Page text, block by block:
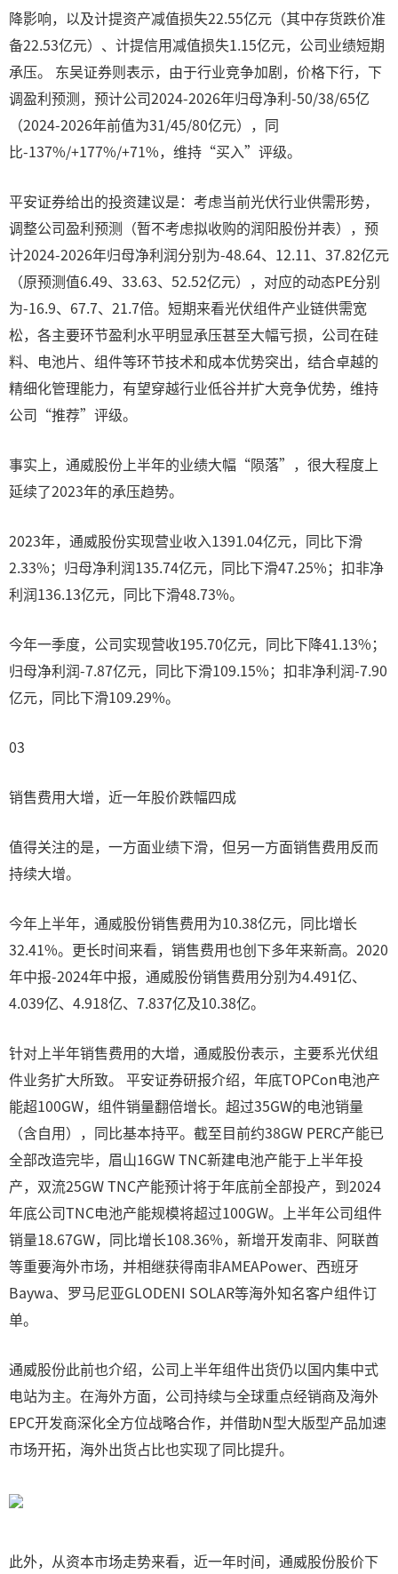
降影响，以及计提资产减值损失22.55亿元（其中存货跌价准
备22.53亿元）、计提信用减值损失1.15亿元，公司业绩短期
承压。 东吴证券则表示，由于行业竞争加剧，价格下行，下
调盈利预测，预计公司2024-2026年归母净利-50/38/65亿
（2024-2026年前值为31/45/80亿元），同
比-137%/+177%/+71%，维持“买入”评级。
平安证券给出的投资建议是：考虑当前光伏行业供需形势，
调整公司盈利预测（暂不考虑拟收购的润阳股份并表），预
计2024-2026年归母净利润分别为-48.64、12.11、37.82亿元
（原预测值6.49、33.63、52.52亿元），对应的动态PE分别
为-16.9、67.7、21.7倍。短期来看光伏组件产业链供需宽
松，各主要环节盈利水平明显承压甚至大幅亏损，公司在硅
料、电池片、组件等环节技术和成本优势突出，结合卓越的
精细化管理能力，有望穿越行业低谷并扩大竞争优势，维持
公司“推荐”评级。
事实上，通威股份上半年的业绩大幅“陨落”，很大程度上
延续了2023年的承压趋势。
2023年，通威股份实现营业收入1391.04亿元，同比下滑
2.33%；归母净利润135.74亿元，同比下滑47.25%；扣非净
利润136.13亿元，同比下滑48.73%。
今年一季度，公司实现营收195.70亿元，同比下降41.13%；
归母净利润-7.87亿元，同比下滑109.15%；扣非净利润-7.90
亿元，同比下滑109.29%。
03
销售费用大增，近一年股价跌幅四成
值得关注的是，一方面业绩下滑，但另一方面销售费用反而
持续大增。
今年上半年，通威股份销售费用为10.38亿元，同比增长
32.41%。更长时间来看，销售费用也创下多年来新高。2020
年中报-2024年中报，通威股份销售费用分别为4.491亿、
4.039亿、4.918亿、7.837亿及10.38亿。
针对上半年销售费用的大增，通威股份表示，主要系光伏组
件业务扩大所致。 平安证券研报介绍，年底TOPCon电池产
能超100GW，组件销量翻倍增长。超过35GW的电池销量
（含自用），同比基本持平。截至目前约38GW PERC产能已
全部改造完毕，眉山16GW TNC新建电池产能于上半年投
产，双流25GW TNC产能预计将于年底前全部投产，到2024
年底公司TNC电池产能规模将超过100GW。上半年公司组件
销量18.67GW，同比增长108.36%，新增开发南非、阿联酋
等重要海外市场，并相继获得南非AMEAPower、西班牙
Baywa、罗马尼亚GLODENI SOLAR等海外知名客户组件订
单。
通威股份此前也介绍，公司上半年组件出货仍以国内集中式
电站为主。在海外方面，公司持续与全球重点经销商及海外
EPC开发商深化全方位战略合作，并借助N型大版型产品加速
市场开拓，海外出货占比也实现了同比提升。
此外，从资本市场走势来看，近一年时间，通威股份股价下